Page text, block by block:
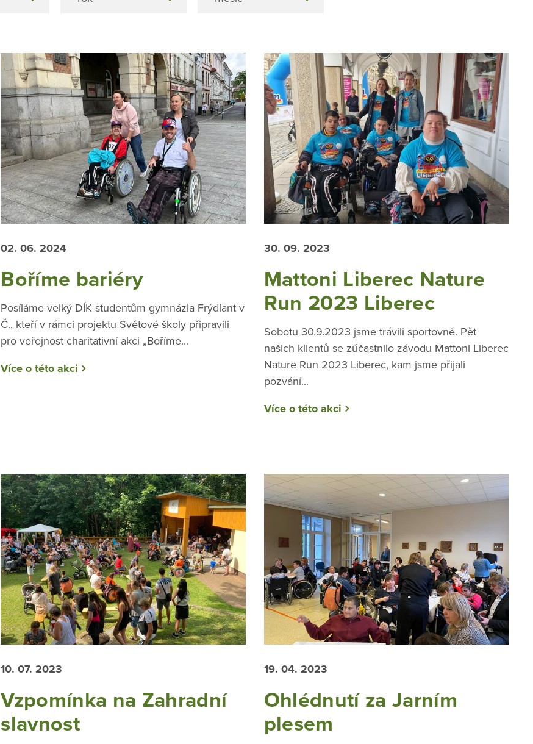
02. 06. 2024
Boříme bariéry
Posíláme velký DÍK studentům gymnázia Frýdlant v
Č., kteří v rámci projektu Světové školy připravili
pro veřejnost charitativní akci „Boříme...
Více o této akci
30. 09. 2023
Mattoni Liberec Nature
Run 2023 Liberec
Sobotu 30.9.2023 jsme trávili sportovně. Pět
našich klientů se zúčastnilo závodu Mattoni Liberec
Nature Run 2023 Liberec, kam jsme přijali
pozvání...
Více o této akci
10. 07. 2023
Vzpomínka na Zahradní
slavnost
19. 04. 2023
Ohlédnutí za Jarním
plesem